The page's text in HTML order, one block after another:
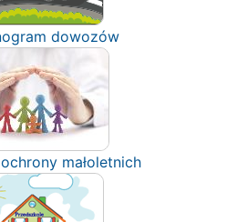
dowozów
małoletnich